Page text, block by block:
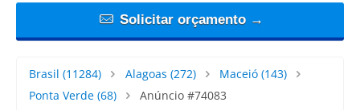
Solicitar orçamento →
Brasil (11284) Alagoas (272) Maceió (143)
Ponta Verde (68) Anúncio #74083